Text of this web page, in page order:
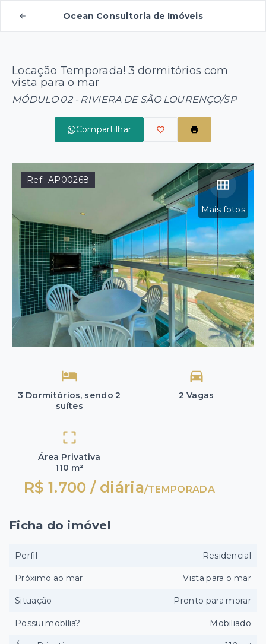
Ocean Consultoria de Imóveis
Locação Temporada! 3 dormitórios com
vista para o mar
MÓDULO 02 - RIVIERA DE SÃO LOURENÇO/SP
Compartilhar
Mais fotos
Ref.:AP00268
3 Dormitórios, sendo 2
suítes
2 Vagas
Área Privativa
110 m²
R$ 1.700 / diária/TEMPORADA
Ficha do imóvel
Perfil Residencial
Próximo ao mar Vista para o mar
Situação Pronto para morar
Possui mobília? Mobiliado